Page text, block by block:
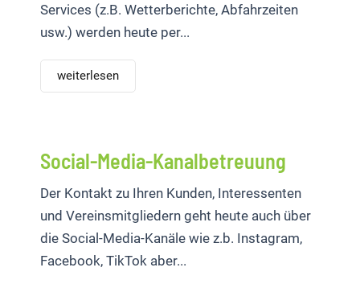
Services (z.B. Wetterberichte, Abfahrzeiten
usw.) werden heute per...
weiterlesen
Social-Media-Kanalbetreuung
Der Kontakt zu Ihren Kunden, Interessenten
und Vereinsmitgliedern geht heute auch über
die Social-Media-Kanäle wie z.b. Instagram,
Facebook, TikTok aber...